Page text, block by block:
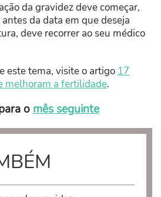
da gravidez deve começar,
da data em que deseja
deve recorrer ao seu médico
este tema, visite o artigo 17
melhoram a fertilidade.
o mês seguinte